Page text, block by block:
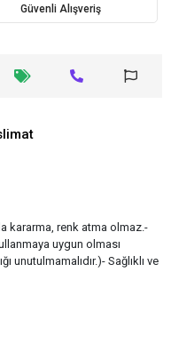
Güvenli Alışveriş
kararma, renk atma olmaz.-
uygun olması
unutulmamalıdır.)- Sağlıklı ve